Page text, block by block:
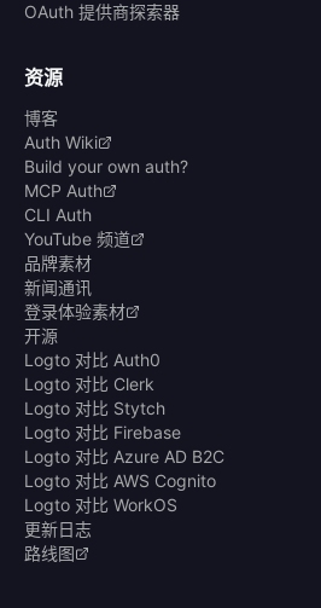
OAuth 提供商探索器
资源
博客
Auth Wiki
Build your own auth?
MCP Auth
CLI Auth
YouTube 频道
品牌素材
新闻通讯
登录体验素材
开源
Logto 对比 Auth0
Logto 对比 Clerk
Logto 对比 Stytch
Logto 对比 Firebase
Logto 对比 Azure AD B2C
Logto 对比 AWS Cognito
Logto 对比 WorkOS
更新日志
路线图